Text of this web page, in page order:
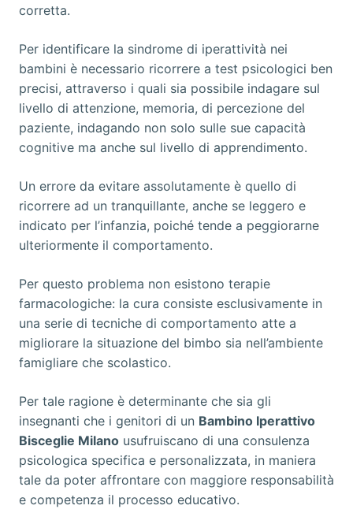
corretta.
Per identificare la sindrome di iperattività nei
bambini è necessario ricorrere a test psicologici ben
precisi, attraverso i quali sia possibile indagare sul
livello di attenzione, memoria, di percezione del
paziente, indagando non solo sulle sue capacità
cognitive ma anche sul livello di apprendimento.
Un errore da evitare assolutamente è quello di
ricorrere ad un tranquillante, anche se leggero e
indicato per l’infanzia, poiché tende a peggiorarne
ulteriormente il comportamento.
Per questo problema non esistono terapie
farmacologiche: la cura consiste esclusivamente in
una serie di tecniche di comportamento atte a
migliorare la situazione del bimbo sia nell’ambiente
famigliare che scolastico.
Per tale ragione è determinante che sia gli
insegnanti che i genitori di un Bambino Iperattivo
Bisceglie Milano usufruiscano di una consulenza
psicologica specifica e personalizzata, in maniera
tale da poter affrontare con maggiore responsabilità
e competenza il processo educativo.